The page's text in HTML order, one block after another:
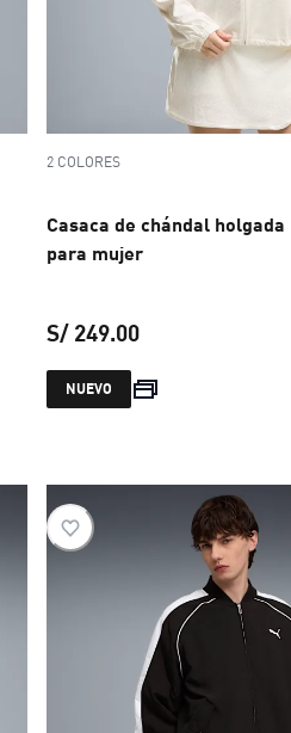
2 COLORES
Casaca de chándal holgada
para mujer
S/ 249.00
precio actual S/
NUEVO